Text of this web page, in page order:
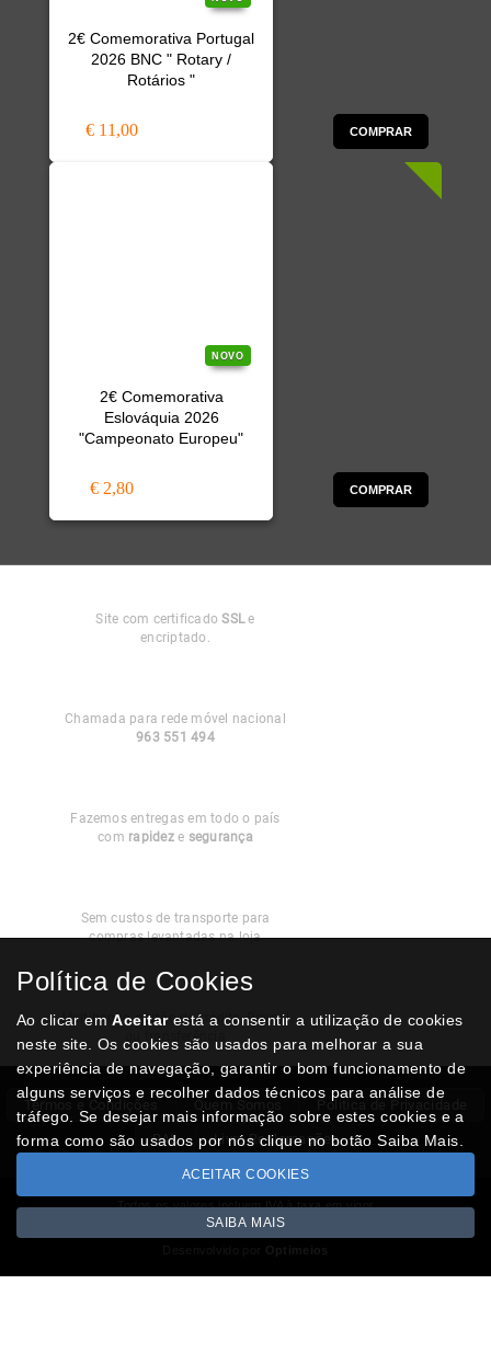
2€ Comemorativa Portugal
2026 BNC " Rotary /
Rotários "
€ 11,00 COMPRAR
NOVO
2€ Comemorativa
Eslováquia 2026
"Campeonato Europeu"
€ 2,80 COMPRAR
Site com certificadoSSLe
encriptado.
Chamada para rede móvel nacional
963 551 494
Fazemos entregas em todo o país
com rapideze segurança
Sem custos de transporte para
compras levantadas na loja
Modos dePagamento
Multibanco, cartão de crédito, Paypal
ou transferência
Termos e Condições Politica de Privacidade
RAL Livro Reclamações
Todos os valores incluem IVA à taxa em vigor
Copyright © NUMISMATICAJA.com 2026
Política de Cookies
Ao clicar emAceitarestá a consentir a utilização de cookies
neste site. Os cookies são usados para melhorar a sua
experiência de navegação, garantir o bom funcionamento de
alguns serviços e recolher dados técnicos para análise de
tráfego. Se desejar mais informação sobre estes cookies e a
forma como são usados por nós clique no botão Saiba Mais.
ACEITAR COOKIES
SAIBA MAIS